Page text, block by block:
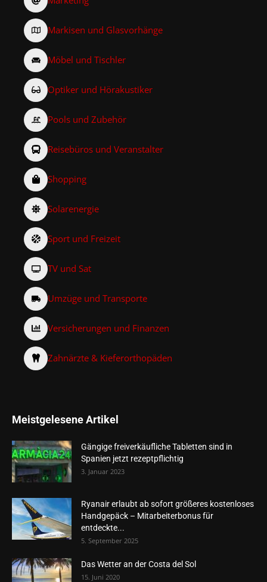
Markisen und Glasvorhänge
Möbel und Tischler
Optiker und Hörakustiker
Pools und Zubehör
Reisebüros und Veranstalter
Shopping
Solarenergie
Sport und Freizeit
TV und Sat
Umzüge und Transporte
Versicherungen und Finanzen
Zahnärzte & Kieferorthopäden
Meistgelesene Artikel
Gängige freiverkäufliche Tabletten sind in
Spanien jetzt rezeptpflichtig
3. Januar 2023
Ryanair erlaubt ab sofort größeres kostenloses
Handgepäck – Mitarbeiterbonus für
entdeckte...
5. September 2025
Das Wetter an der Costa del Sol
15. Juni 2020